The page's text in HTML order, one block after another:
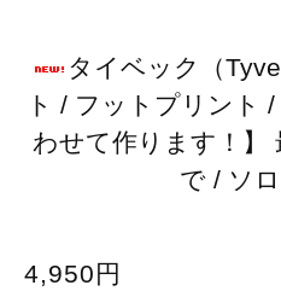
タイベック（
ト / フットプリント
わせて作ります！】
で / ソ
4,950円